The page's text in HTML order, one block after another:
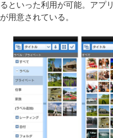
るといった利用が可能。アプ
が用意されている。